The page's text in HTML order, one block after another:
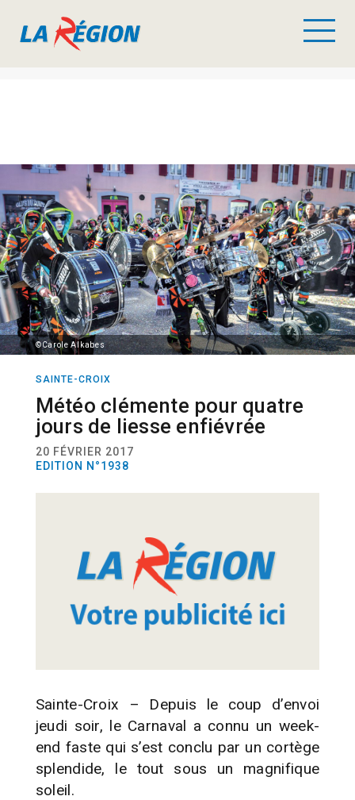
©Carole Alkabes
SAINTE-CROIX
Météo clémente pour quatre
jours de liesse enfiévrée
20 FÉVRIER 2017
EDITION N°1938
Sainte-Croix – Depuis le coup d’envoi
jeudi soir, le Carnaval a connu un week-
end faste qui s’est conclu par un cortège
splendide, le tout sous un magnifique
soleil.